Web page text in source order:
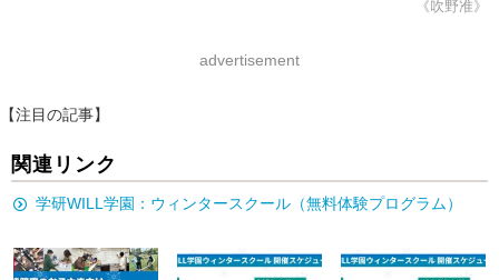
《吹野准》
advertisement
【注目の記事】
関連リンク
学研WILL学園：ウィンタースクール（無料体験プログラム）